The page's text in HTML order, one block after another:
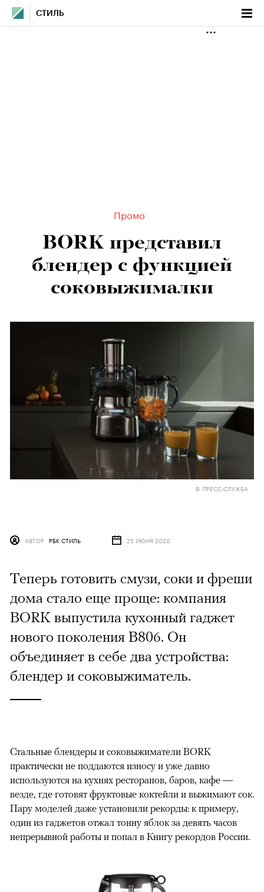
СТИЛЬ
Промо
BORK представил
блендер с функцией
соковыжималки
© ПРЕСС-СЛУЖБА
АВТОР РБК СТИЛЬ 25 ИЮНЯ 2020
Теперь готовить смузи, соки и фреши
дома стало еще проще: компания
BORK выпустила кухонный гаджет
нового поколения B806. Он
объединяет в себе два устройства:
блендер и соковыжиматель.
Стальные блендеры и соковыжиматели BORK
практически не поддаются износу и уже давно
используются на кухнях ресторанов, баров, кафе —
везде, где готовят фруктовые коктейли и выжимают сок.
Пару моделей даже установили рекорды: к примеру,
один из гаджетов отжал тонну яблок за девять часов
непрерывной работы и попал в Книгу рекордов России.